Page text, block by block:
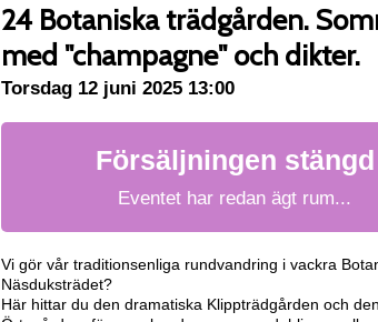
24 Botaniska trädgården.
med "champagne" och dikter.
Torsdag 12 juni 2025 13:00
Försäljningen stängd
Eventet har redan ägt rum...
Vi gör vår traditionsenliga rundvandring i vackra
Näsduksträdet?
Här hittar du den dramatiska Klippträdgården och